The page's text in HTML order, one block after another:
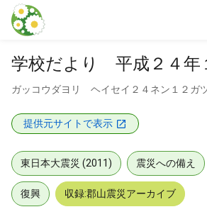
本文に飛ぶ
学校だより 平成２４年
ガッコウダヨリ ヘイセイ２４ネン１２ガ
提供元サイトで表示
東日本大震災 (2011) 震災への備え
復興 収録:郡山震災アーカイブ